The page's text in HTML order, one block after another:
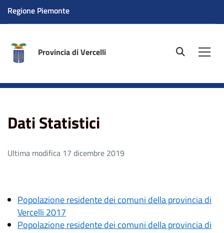
Regione Piemonte
Provincia di Vercelli site.searc
Dati Statistici
Dati Statistici
Ultima modifica 17 dicembre 2019
Popolazione residente dei comuni della provincia di
Vercelli 2017
Popolazione residente dei comuni della provincia di